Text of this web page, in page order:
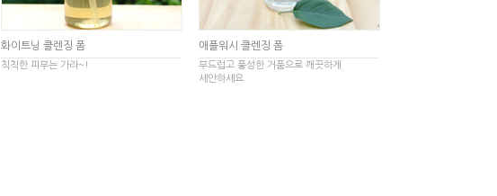
화이트닝 클렌징 폼
칙칙한 피부는 가라~!
애플워시 클렌징 폼
부드럽고 풍성한 거품으로 깨끗하게
세안하세요